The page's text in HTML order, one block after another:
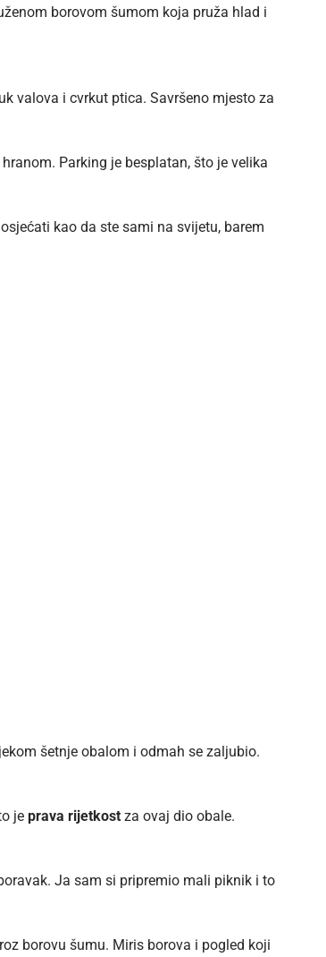
borovom šumom koja pruža hlad i
valova i cvrkut ptica. Savršeno mjesto za
Parking je besplatan, što je velika
kao da ste sami na svijetu, barem
šetnje obalom i odmah se zaljubio.
je prava rijetkost za ovaj dio obale.
Ja sam si pripremio mali piknik i to
borovu šumu. Miris borova i pogled koji